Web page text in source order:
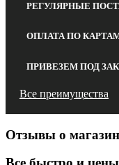
РЕГУЛЯРНЫЕ
ОПЛАТА ПО
ПРИВЕЗЕМ ПОД
Все преимущества
Отзывы о